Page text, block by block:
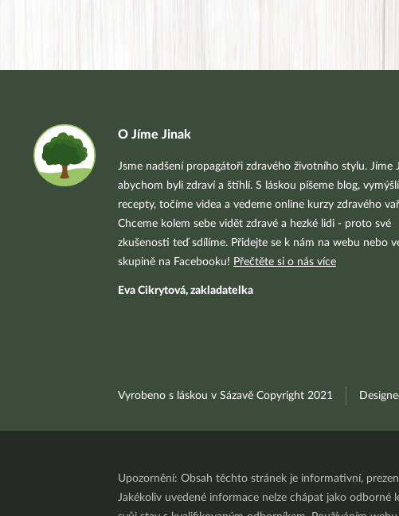
O Jíme Jinak
Jsme nadšení propagátoři zdravého životního stylu. Jíme
abychom byli zdraví a štíhlí. S láskou píšeme blog,
recepty, točíme videa a vedeme online kurzy zdravého
Chceme kolem sebe vidět zdravé a hezké lidi - proto své
zkušenosti teď sdílíme. Přidejte se k nám na webu nebo
skupině na Facebooku! Přečtěte si o nás více
Eva Cikrytová, zakladatelka
Vyrobeno s láskou v Sázavě Copyright 2021
Upozornění: Obsah těchto stránek je informativní,
Jakékoliv uvedené informace nelze chápat jako odborné